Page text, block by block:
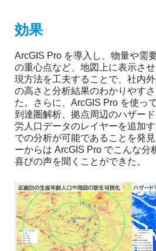
効果
ArcGIS Pro を導入し、物量や需
の重心点など、地図上に表示さ
現方法を工夫することで、社内
の高さと分析結果のわかりやす
た。さらに、ArcGIS Pro を使っ
到達圏解析、拠点周辺のハザー
労人口データのレイヤーを追加
での分析が可能であることを発
ーからは ArcGIS Pro でこんな分
喜びの声を聞くことができた。